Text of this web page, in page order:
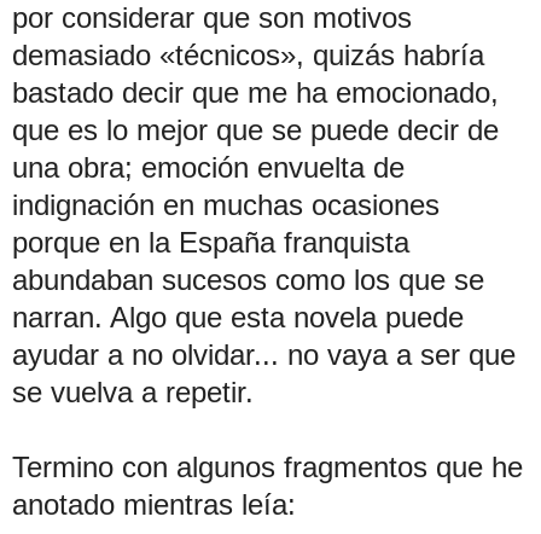
por considerar que son motivos
demasiado «técnicos», quizás habría
bastado decir que me ha emocionado,
que es lo mejor que se puede decir de
una obra; emoción envuelta de
indignación en muchas ocasiones
porque en la España franquista
abundaban sucesos como los que se
narran. Algo que esta novela puede
ayudar a no olvidar... no vaya a ser que
se vuelva a repetir.
Termino con algunos fragmentos que he
anotado mientras leía: